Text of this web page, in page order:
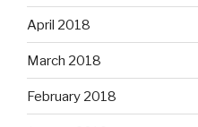
April 2018
March 2018
February 2018